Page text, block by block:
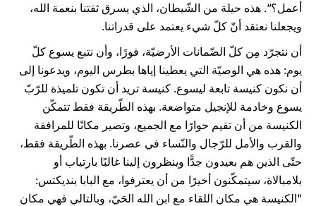
أعمل؟“. هذه حيلة من الشّيطان، الذي يسرق ثقتنا بنعمة الله،
ويجعلنا نعتقد أنّ كلّ شيء يعتمد على قدراتنا.
أن نتجرّد مِن كلّ الضّمانات الأرضيّة، فورًا، وأن نتبع يسوع كلّ
يوم: هذه هي الوصيّة التي يعطينا إياها بطرس اليوم، ويدعونا إلى
أن نكون كنيسة تابعة ليسوع. كنيسة تريد أن تكون تلميذة للرّبّ
يسوع وخادمة للإنجيل متواضعة. بهذه الطّريقة فقط تتمكّن
الكنيسة من أن تقيم حوارًا مع الجميع، وتصير مكانًا للمرافقة
والقرب والأمل للرّجال والنّساء في عصرنا. بهذه الطّريقة فقط،
حتّى الذين هم بعيدون جدًّا وينظرون إلينا غالبًا بارتياب أو
بلامبالاة، سيتمكّنون أخيرًا من أن يعترفوا، مع البابا بنديكتس:
"الكنيسة هي مكان اللقاء مع ابن الله الحَيّ، وبالتالي فهي مكان